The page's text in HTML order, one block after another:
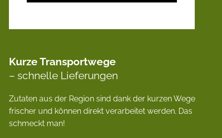
Kurze Transportwege
– schnelle Lieferungen
Zutaten aus der Region sind dank der kurzen Wege
frischer und können direkt verar­beitet werden. Das
schmeckt man!